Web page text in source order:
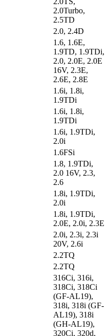
2.0Turbo,
2.5TD
2.0, 2.4D
1.6, 1.6E,
1.9TD, 1.9TDi,
2.0, 2.0E, 2.0E
16V, 2.3E,
2.6E, 2.8E
1.6i, 1.8i,
1.9TDi
1.6i, 1.8i,
1.9TDi
1.6i, 1.9TDi,
2.0i
1.6FSi
1.8, 1.9TDi,
2.0 16V, 2.3,
2.6
1.8i, 1.9TDi,
2.0i
1.8i, 1.9TDi,
2.0E, 2.0i, 2.3E
2.0i, 2.3i, 2.3i
20V, 2.6i
2.2TQ
2.2TQ
316Ci, 316i,
318Ci, 318Ci
(GF-AL19),
318i, 318i (GF-
AL19), 318i
(GH-AL19),
320Ci, 320d,